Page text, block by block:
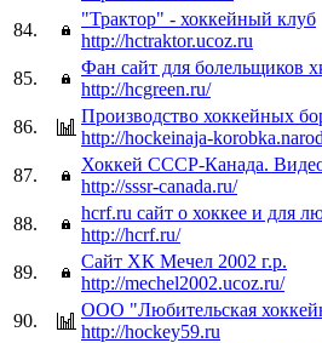
84.
"Трактор" - хоккейный клуб
http://hctraktor.ucoz.ru
85.
Фан сайт для болельщиков
http://hcgreen.ru/
86.
Производство хоккейных
http://hockeinaja-
87.
Хоккей СССР-Канада.
http://sssr-canada.ru/
88.
hcrf.ru сайт о хоккее и для
http://hcrf.ru/
89.
Сайт ХК Мечел 2002 г.р.
http://mechel2002.ucoz.ru/
90.
ООО "Любительская
http://hockey59.ru